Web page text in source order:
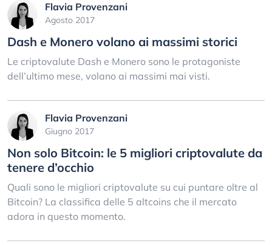
Flavia Provenzani
Agosto 2017
Dash e Monero volano ai massimi storici
Le criptovalute Dash e Monero sono le protagoniste
dell’ultimo mese, volano ai massimi mai visti.
Flavia Provenzani
Giugno 2017
Non solo Bitcoin: le 5 migliori criptovalute da
tenere d’occhio
Quali sono le migliori criptovalute su cui puntare oltre al
Bitcoin? La classifica delle 5 altcoins che il mercato
adora in questo momento.